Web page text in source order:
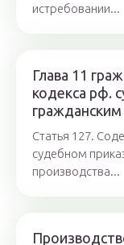
истребовании...
Глава 11
кодекса рф.
Статья 127.
судебном
производства...